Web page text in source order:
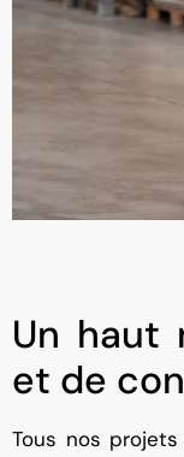
Un haut
et de
Tous nos